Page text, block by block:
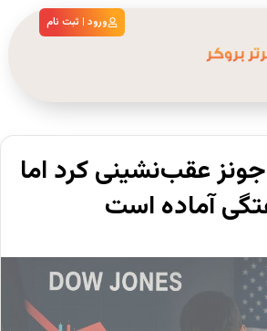
ورود | ثبت نام
عقب‌نشینی کرد اما
آماده است